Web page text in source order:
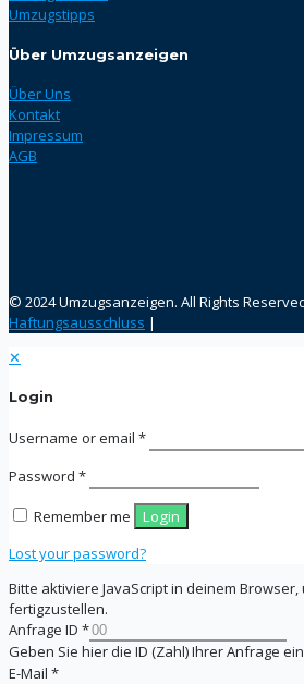
Umzugstipps
Über Umzugsanzeigen
Über Uns
Kontakt
Impressum
AGB
© 2024 Umzugsanzeigen. All Rights
Haftungsausschluss |
✕
Login
Username or email *
Password *
Remember me
Login
Lost your password?
Bitte aktiviere JavaScript in deinem
fertigzustellen.
Anfrage ID *
Geben Sie hier die ID (Zahl) Ihrer Anfrage ein
E-Mail *